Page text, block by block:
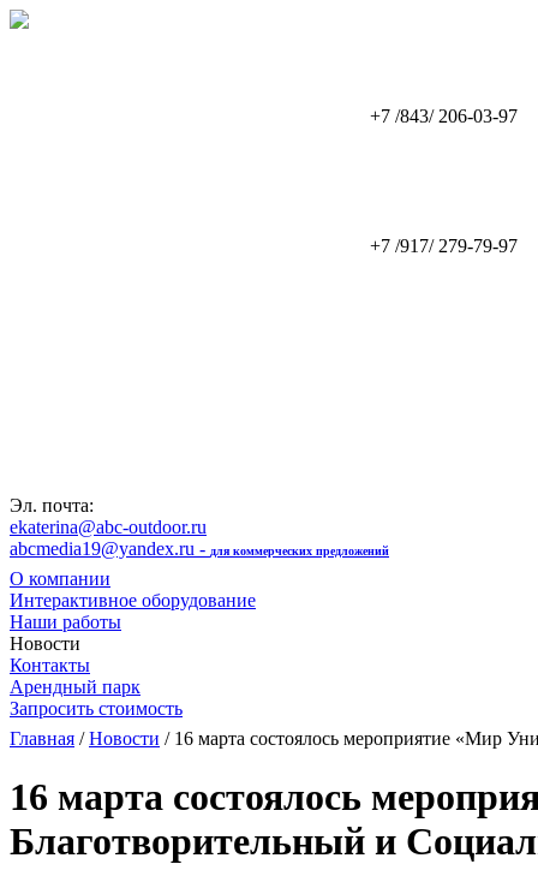
+7 /843/ 206-03-97
+7 /917/ 279-79-97
Эл. почта:
ekaterina@abc-outdoor.ru
abcmedia19@yandex.ru - для коммерческих предложений
О компании
Интерактивное оборудование
Наши работы
Новости
Контакты
Арендный парк
Запросить стоимость
Главная /Новости / 16 марта состоялось мероприятие «Мир
16 марта состоялось
Благотворительный и